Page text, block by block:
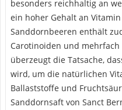
besonders reichhaltig an
ein hoher Gehalt an
Sanddornbeeren enthält
Carotinoiden und
überzeugt die Tatsache,
wird, um die natürlichen
Ballaststoffe und
Sanddornsaft von Sanct